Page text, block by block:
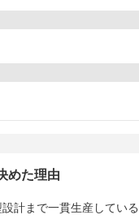
めた理由
計まで一貫生産してい